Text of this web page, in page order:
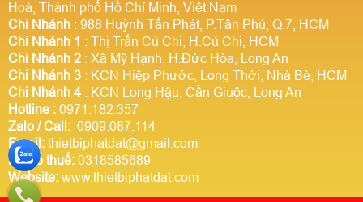
Hoà, Thành phố Hồ Chí Minh, Việt Nam
Chi Nhánh : 988 Huỳnh Tấn Phát, P.Tân Phú, Q.7, HCM
Chi Nhánh 1 : Thị Trấn Củ Chi, H.Củ Chi, HCM
Chi Nhánh 2 : Xã Mỹ Hạnh, H.Đức Hòa, Long An
Chi Nhánh 3 : KCN Hiệp Phước, Long Thới, Nhà Bè, HCM
Chi Nhánh 4 : KCN Long Hậu, Cần Giuộc, Long An
Hotline : 0971.182.357
Zalo / Call: 0909.087.114
Email: thietbiphatdat@gmail.com
Mã số thuế: 0318585689
Website: www.thietbiphatdat.com